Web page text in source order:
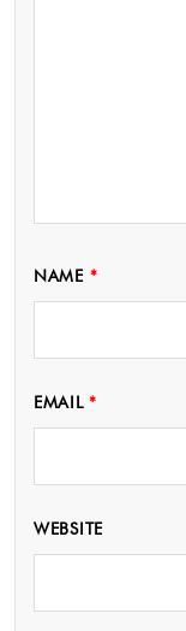
NAME *
EMAIL*
WEBSITE